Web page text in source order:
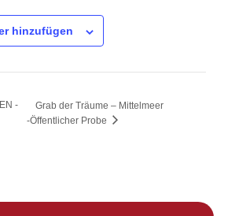
hinzufügen
-
Grab der Träume – Mittelmeer
-Öffentlicher Probe